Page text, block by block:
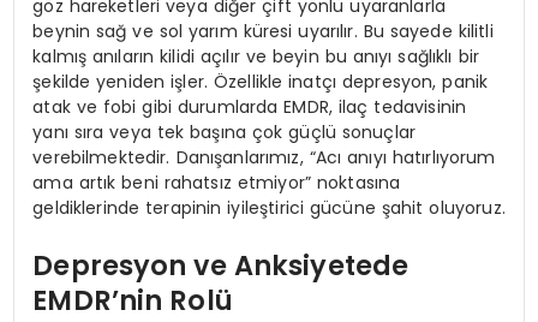
göz hareketleri veya diğer çift yönlü uyaranlarla
beynin sağ ve sol yarım küresi uyarılır. Bu sayede kilitli
kalmış anıların kilidi açılır ve beyin bu anıyı sağlıklı bir
şekilde yeniden işler. Özellikle inatçı depresyon, panik
atak ve fobi gibi durumlarda EMDR, ilaç tedavisinin
yanı sıra veya tek başına çok güçlü sonuçlar
verebilmektedir. Danışanlarımız, “Acı anıyı hatırlıyorum
ama artık beni rahatsız etmiyor” noktasına
geldiklerinde terapinin iyileştirici gücüne şahit oluyoruz.
Depresyon ve Anksiyetede
EMDR’nin Rolü